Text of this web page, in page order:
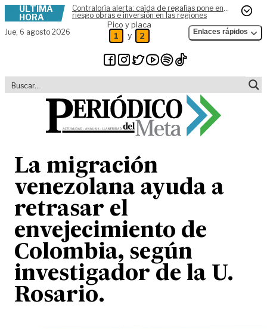
Skip to content
ÚLTIMA
HORA
Contraloría alerta: caída de regalías pone en
riesgo obras e inversión en las regiones
Jue, 6 agosto 2026
Pico y placa
1 y 2 Enlaces rápidos
La migración
venezolana ayuda a
retrasar el
envejecimiento de
Colombia, según
investigador de la U.
Rosario.